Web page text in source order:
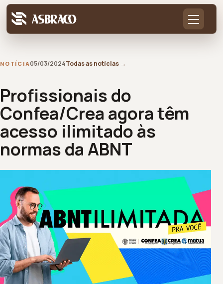
NOTÍCIA05/03/2024Todas as notícias →
Profissionais do
Confea/Crea agora têm
acesso ilimitado às
normas da ABNT